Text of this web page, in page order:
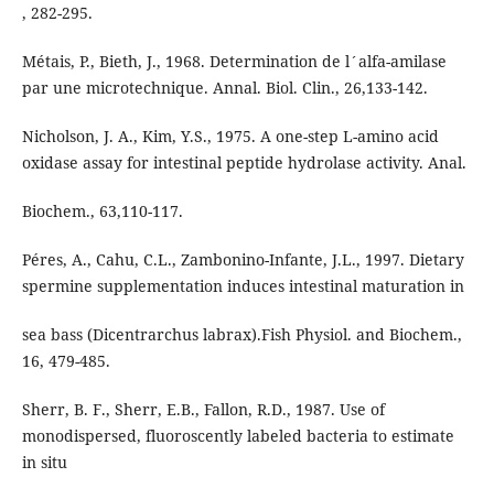
, 282-295.
Métais, P., Bieth, J., 1968. Determination de l´alfa-amilase
par une microtechnique. Annal. Biol. Clin., 26,133-142.
Nicholson, J. A., Kim, Y.S., 1975. A one-step L-amino acid
oxidase assay for intestinal peptide hydrolase activity. Anal.
Biochem., 63,110-117.
Péres, A., Cahu, C.L., Zambonino-Infante, J.L., 1997. Dietary
spermine supplementation induces intestinal maturation in
sea bass (Dicentrarchus labrax).Fish Physiol. and Biochem.,
16, 479-485.
Sherr, B. F., Sherr, E.B., Fallon, R.D., 1987. Use of
monodispersed, fluoroscently labeled bacteria to estimate
in situ